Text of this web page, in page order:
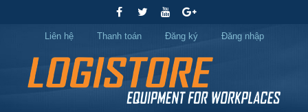
Liên hệ Thanh toán Đăng ký Đăng nhập